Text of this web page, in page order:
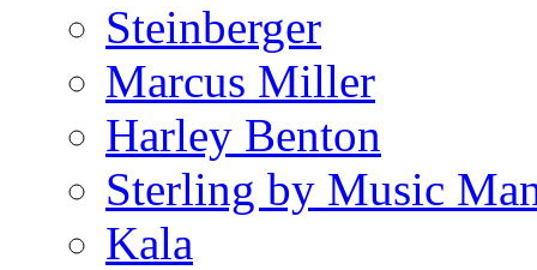
Steinberger
Marcus Miller
Harley Benton
Sterling by Music
Kala